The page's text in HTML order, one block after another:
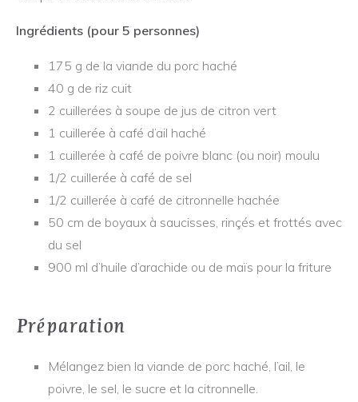
Ingrédients (pour 5 personnes)
175 g de la viande du porc haché
40 g de riz cuit
2 cuillerées à soupe de jus de citron vert
1 cuillerée à café d’ail haché
1 cuillerée à café de poivre blanc (ou noir) moulu
1/2 cuillerée à café de sel
1/2 cuillerée à café de citronnelle hachée
50 cm de boyaux à saucisses, rinçés et frottés avec
du sel
900 ml d’huile d’arachide ou de maïs pour la friture
Préparation
Mélangez bien la viande de porc haché, l’ail, le
poivre, le sel, le sucre et la citronnelle.